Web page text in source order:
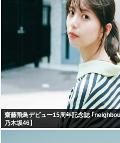
齋藤飛鳥デビュー15周年記念誌 ｢
乃木坂46】